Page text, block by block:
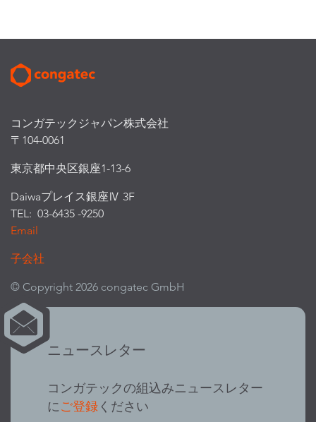
コンガテックジャパン株式会社
〒104-0061
東京都中央区銀座1-13-6
Daiwaプレイス銀座Ⅳ 3F
TEL: 03-6435 -9250
Email
子会社
© Copyright 2026 congatec GmbH
ニュースレター
コンガテックの組込みニュースレター
にご登録 ください